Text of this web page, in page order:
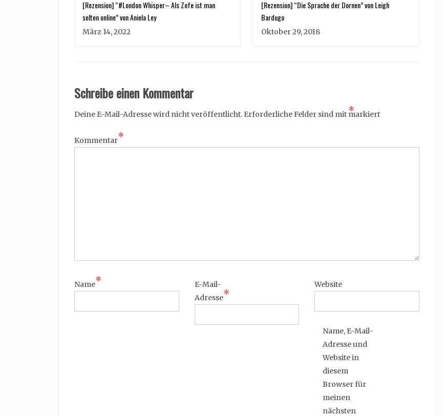
[Rezension] “#London Whisper– Als Zofe ist man
selten online” von Aniela Ley
März 14, 2022
[Rezension] “Die Sprache der Dornen” von Leigh
Bardugo
Oktober 29, 2018
Schreibe einen Kommentar
Deine E-Mail-Adresse wird nicht veröffentlicht. Erforderliche Felder sind mit *
markiert
Kommentar*
Name*
E-Mail-
Adresse*
Website
Name, E-Mail-
Adresse und
Website in
diesem
Browser für
meinen
nächsten